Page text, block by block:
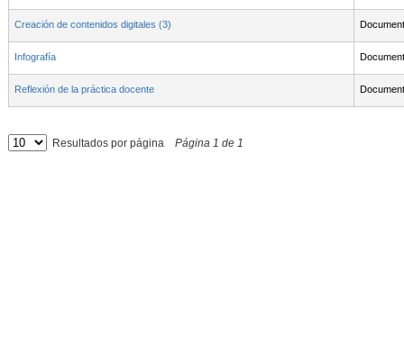
Creación de contenidos digitales (3)
Infografía
Reflexión de la práctica docente
Resultados por página Página 1 de 1